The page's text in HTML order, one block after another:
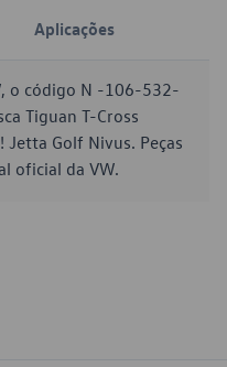
Aplicações
o código N -106-532-
Tiguan T-Cross
Jetta Golf Nivus. Peças
oficial da VW.